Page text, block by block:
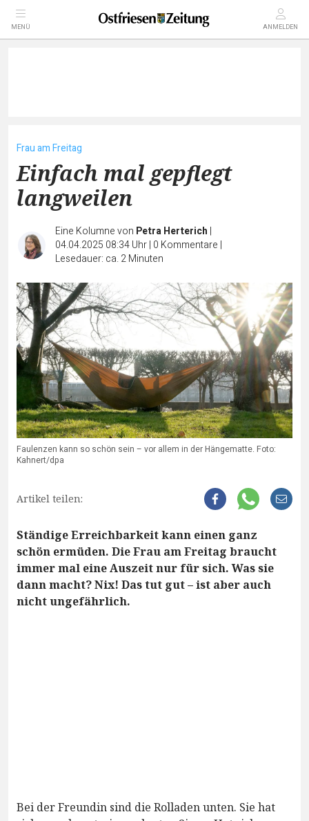
MENÜ ANMELDEN
Frau am Freitag
Einfach mal gepflegt
langweilen
Eine Kolumne von Petra Herterich |
04.04.2025 08:34 Uhr| 0 Kommentare |
Lesedauer: ca. 2 Minuten
Faulenzen kann so schön sein – vor allem in der Hängematte. Foto:
Kahnert/dpa
Artikel teilen:
Ständige Erreichbarkeit kann einen ganz
schön ermüden. Die Frau am Freitag braucht
immer mal eine Auszeit nur für sich. Was sie
dann macht? Nix! Das tut gut – ist aber auch
nicht ungefährlich.
Bei der Freundin sind die Rolladen unten. Sie hat